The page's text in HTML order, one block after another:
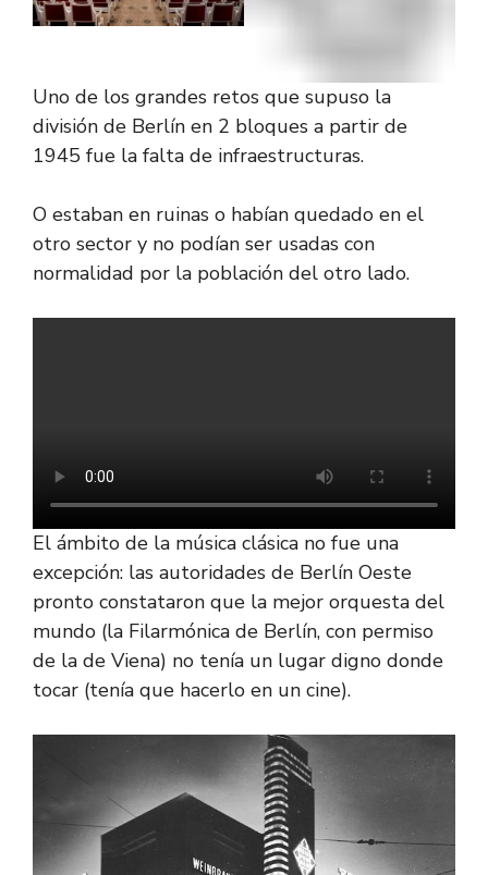
Uno de los grandes retos que supuso la
división de Berlín en 2 bloques a partir de
1945 fue la falta de infraestructuras.
O estaban en ruinas o habían quedado en el
otro sector y no podían ser usadas con
normalidad por la población del otro lado.
El ámbito de la música clásica no fue una
excepción: las autoridades de Berlín Oeste
pronto constataron que la mejor orquesta del
mundo (la Filarmónica de Berlín, con permiso
de la de Viena) no tenía un lugar digno donde
tocar (tenía que hacerlo en un cine).